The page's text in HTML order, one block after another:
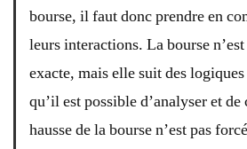
bourse, il faut donc prendre en
leurs interactions. La bourse
exacte, mais elle suit des logiques
qu’il est possible d’analyser et
hausse de la bourse n’est pas